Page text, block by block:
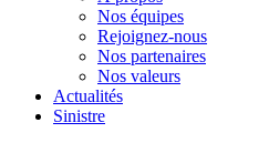
Nos équipes
Rejoignez-nous
Nos partenaires
Nos valeurs
Actualités
Sinistre